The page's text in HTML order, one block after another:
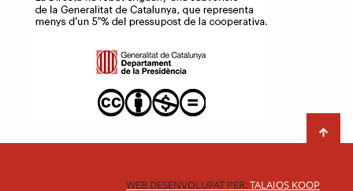
WEB DESENVOLUPAT PER:TALAIOS KOOP